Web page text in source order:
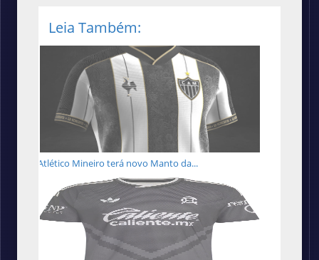
Leia Também:
Atlético Mineiro terá novo Manto da...